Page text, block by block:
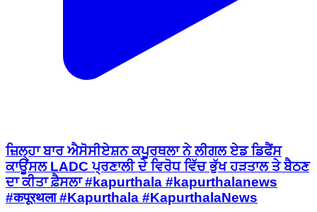
ਜ਼ਿਲ੍ਹਾ ਬਾਰ ਐਸੋਸੀਏਸ਼ਨ ਕਪੂਰਥਲਾ ਨੇ ਲੀਗਲ ਏਡ ਡਿਫੈਂਸ
ਕਾਊਂਸਲ LADC ਪ੍ਰਣਾਲੀ ਦੇ ਵਿਰੋਧ ਵਿੱਚ ਭੁੱਖ ਹੜਤਾਲ ਤੇ ਬੈਠਣ
ਦਾ ਕੀਤਾ ਫ਼ੈਸਲਾ #kapurthala #kapurthalanews
#कपूरथला #Kapurthala #KapurthalaNews